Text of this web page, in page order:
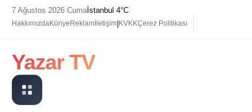
7 Ağustos 2026 Cumaİstanbul 4°C
HakkımızdaKünye Reklam İletişim|KVKKÇerez Politikası
Yazar TV